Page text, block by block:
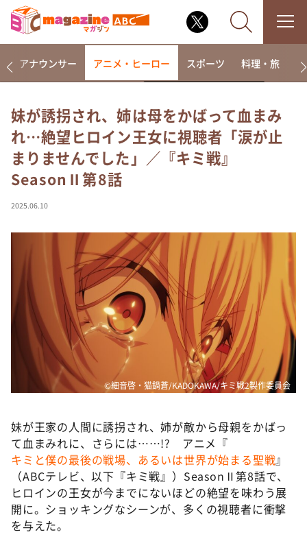
なるみ・岡村の過ぎるTV
相席食堂
これ余談なんですけど・・・
～人生密着トークバラエティ！～ やすとものいたっ
て真剣です
探偵！ナイトスクープ
news おかえり
河合＆A.B.C-Z塚田×福井アナ「なんでやねん！？」
（news おかえり）
DAIGOも台所 ～きょうの献立 何にする？～
本日はダイアンなり！シーズン２
朝だ！生です旅サラダ
教えて！ニュースライブ 正義のミカタ
新婚さんいらっしゃい！
ポツンと一軒家
ザキ山小屋本館
ぺこぱのまるスポ
アナ回覧板
アナウンサー アニメ・ヒーロー スポーツ 料理・旅
妹が誘拐され、姉は母をかばって血まみ
れ…絶望ヒロイン王女に視聴者「涙が止
まりませんでした」／『キミ戦』
SeasonⅡ第8話
2025.06.10
©細音啓・猫鍋蒼/KADOKAWA/キミ戦2製作委員会
妹が王家の人間に誘拐され、姉が敵から母親をかばっ
て血まみれに、さらには……!? アニメ『
キミと僕の最後の戦場、あるいは世界が始まる聖戦』
（ABCテレビ、以下『キミ戦』）SeasonⅡ第8話で、
ヒロインの王女が今までにないほどの絶望を味わう展
開に。ショッキングなシーンが、多くの視聴者に衝撃
を与えた。